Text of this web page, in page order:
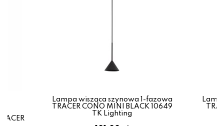
Lampa wisząca szynowa 1-fazowa
TRACER CONO MINI BLACK 10649
TK Lighting